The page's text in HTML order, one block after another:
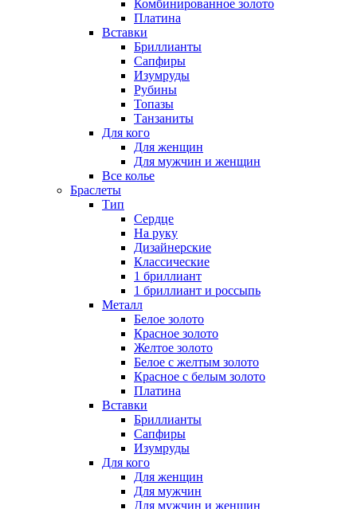
Комбинированное золото
Платина
Вставки
Бриллианты
Сапфиры
Изумруды
Рубины
Топазы
Танзаниты
Для кого
Для женщин
Для мужчин и женщин
Все колье
Браслеты
Тип
Сердце
На руку
Дизайнерские
Классические
1 бриллиант
1 бриллиант и россыпь
Металл
Белое золото
Красное золото
Желтое золото
Белое с желтым золото
Красное с белым золото
Платина
Вставки
Бриллианты
Сапфиры
Изумруды
Для кого
Для женщин
Для мужчин
Для мужчин и женщин